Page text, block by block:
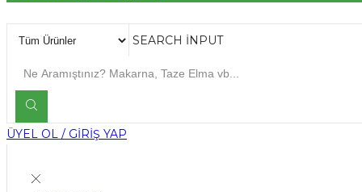
SEARCH INPUT
ÜYEL OL / GİRİŞ YAP